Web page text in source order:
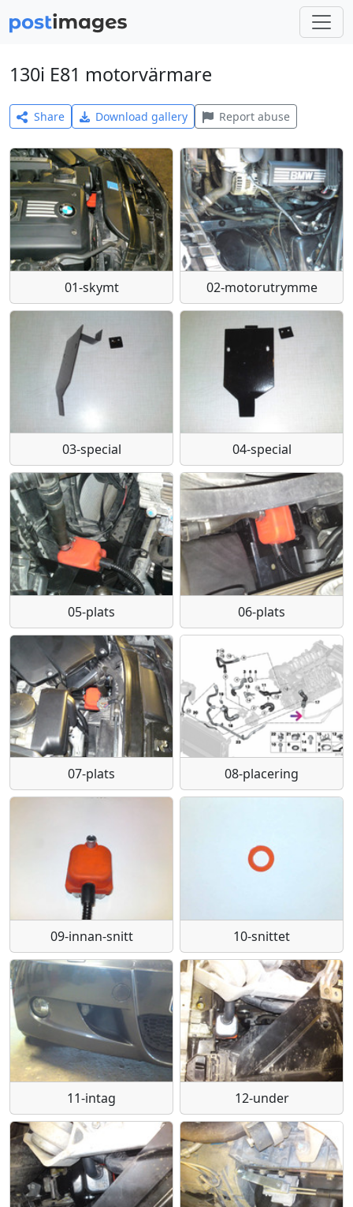
130i E81 motorvärmare
Share Download gallery Report abuse
01-skymt 02-motorutrymme
03-special 04-special
05-plats 06-plats
07-plats 08-placering
09-innan-snitt 10-snittet
11-intag 12-under